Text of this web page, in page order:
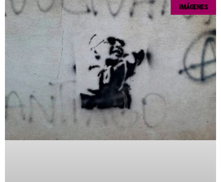
IMÁGENES
PáginaPágina
Página
Página
Página